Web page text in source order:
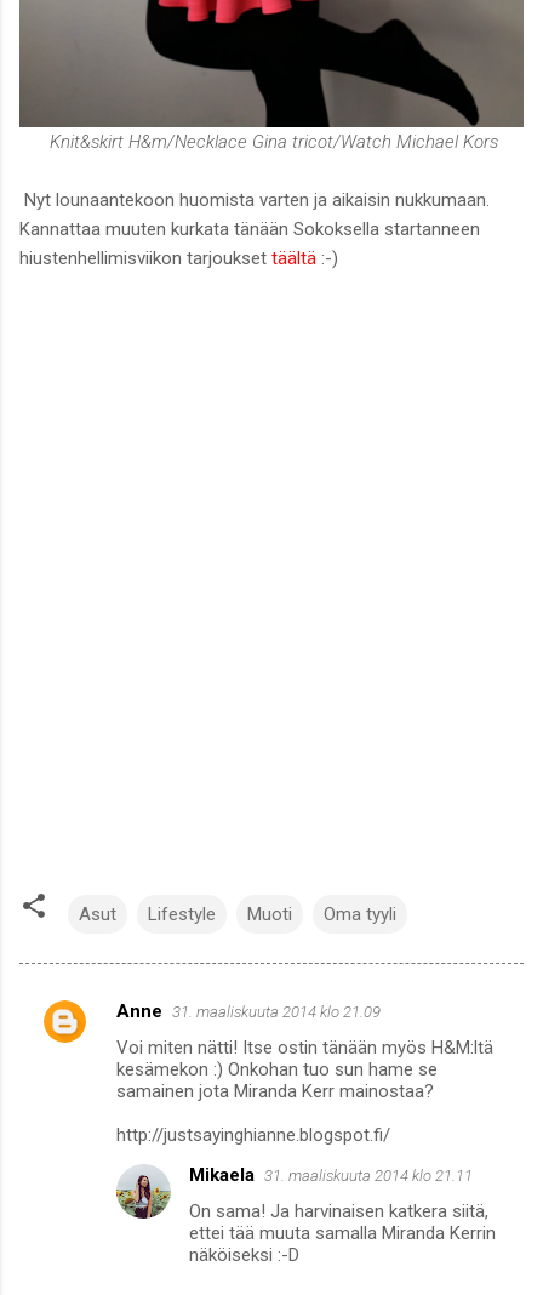
Knit&skirt H&m/Necklace Gina tricot/Watch Michael Kors
Nyt lounaantekoon huomista varten ja aikaisin nukkumaan.
Kannattaa muuten kurkata tänään Sokoksella startanneen
hiustenhellimisviikon tarjoukset täältä :-)
Asut Lifestyle Muoti Oma tyyli
K
Anne 31. maaliskuuta 2014 klo 21.09
Voi miten nätti! Itse ostin tänään myös H&M:ltä
kesämekon :) Onkohan tuo sun hame se
samainen jota Miranda Kerr mainostaa?
http://justsayinghianne.blogspot.fi/
Mikaela 31. maaliskuuta 2014 klo 21.11
On sama! Ja harvinaisen katkera siitä,
ettei tää muuta samalla Miranda Kerrin
näköiseksi :-D